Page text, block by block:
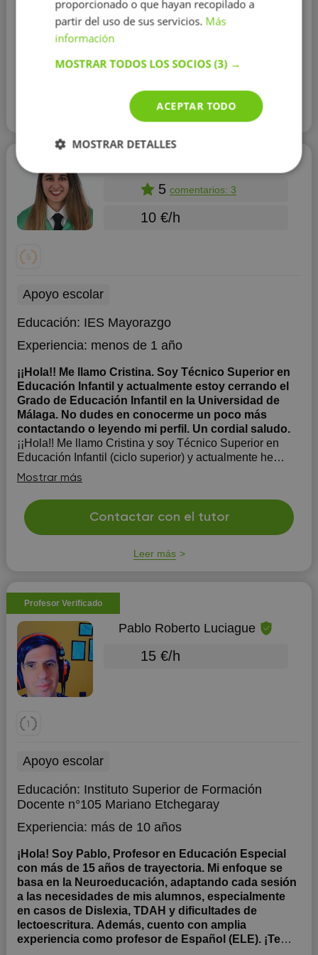
alumno para que pueda alcanzar los objetivos de su
curso. Mi método es motivar al alumno para que vea la
clase como algo divertido, no como una carga. Yo
Mostrar más
Leer más
5 comentarios: 3
10 €/h
Apoyo escolar
Educación: IES Mayorazgo
Experiencia: menos de 1 año
¡¡Hola!! Me llamo Cristina. Soy Técnico Superior en
Educación Infantil y actualmente estoy cerrando el
Grado de Educación Infantil en la Universidad de
Málaga. No dudes en conocerme un poco más
contactando o leyendo mi perfil. Un cordial saludo.
¡¡Hola!! Me llamo Cristina y soy Técnico Superior en
Educación Infantil (ciclo superior) y actualmente he
finalizado el Grado de Educación Infantil en la
Universidad de Málaga. Asimismo, he tenido la
oportunidad de complementar mi formación con cursos
que amplían mis conocimientos. Los más destacado...
Mostrar más
Contactar con el tutor
Leer más
Profesor Verificado
Pablo Roberto Luciague
15 €/h
Apoyo escolar
Educación: Instituto Superior de Formación
Docente n°105 Mariano Etchegaray
Experiencia: más de 10 años
¡Hola! Soy Pablo, Profesor en Educación Especial
con más de 15 años de trayectoria. Mi enfoque se
basa en la Neuroeducación, adaptando cada sesión
a las necesidades de mis alumnos, especialmente
en casos de Dislexia, TDAH y dificultades de
lectoescritura. Además, cuento con amplia
experiencia como profesor de Español (ELE). ¡Te
proporcionado o que hayan recopilado a
partir del uso de sus servicios. Más
información
MOSTRAR TODOS LOS SOCIOS(3) →
ACEPTAR TODO
MOSTRAR DETALLES